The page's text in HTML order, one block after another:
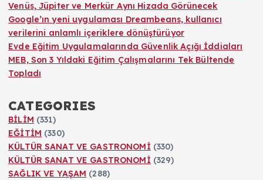
Venüs, Jüpiter ve Merkür Aynı Hizada Görünecek
Google’ın yeni uygulaması Dreambeans, kullanıcı
verilerini anlamlı içeriklere dönüştürüyor
Evde Eğitim Uygulamalarında Güvenlik Açığı İddiaları
MEB, Son 3 Yıldaki Eğitim Çalışmalarını Tek Bültende
Topladı
CATEGORIES
BİLİM (331)
EĞİTİM (330)
KÜLTÜR SANAT VE GASTRONOMİ (330)
KÜLTÜR SANAT VE GASTRONOMİ (329)
SAĞLIK VE YAŞAM (288)